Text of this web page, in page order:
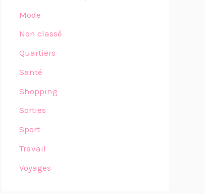
Mode
Non classé
Quartiers
Santé
Shopping
Sorties
Sport
Travail
Voyages